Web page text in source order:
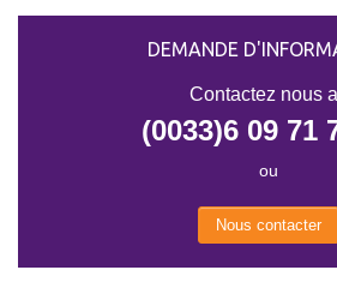
DEMANDE
Contactez nous
(0033)6 09 71
ou
Nous contacter